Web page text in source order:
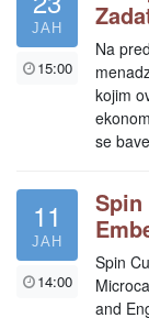
ЈАН
15:00
Na
kojim
se
11
ЈАН
14:00
Spin
and